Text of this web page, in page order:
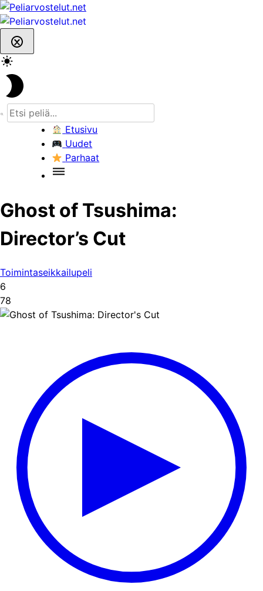
Skip
to
content
Etusivu
Uudet
Parhaat
Ghost of Tsushima:
Director’s Cut
Toimintaseikkailupeli
6
78